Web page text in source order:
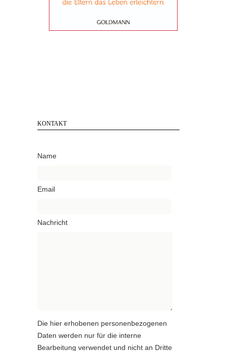
KONTAKT
Name
Email
Nachricht
Die hier erhobenen personenbezogenen
Daten werden nur für die interne
Bearbeitung verwendet und nicht an Dritte